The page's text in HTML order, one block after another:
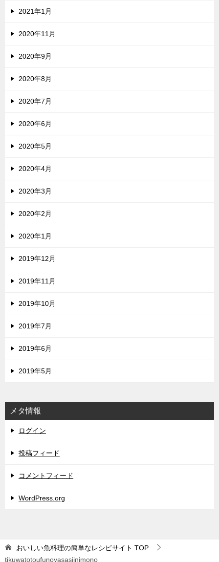
2021年1月
2020年11月
2020年9月
2020年8月
2020年7月
2020年6月
2020年5月
2020年4月
2020年3月
2020年2月
2020年1月
2019年12月
2019年11月
2019年10月
2019年7月
2019年6月
2019年5月
メタ情報
ログイン
投稿フィード
コメントフィード
WordPress.org
おいしい魚料理の簡単なレシピサイト TOP
tikuwatotoufunoyasasiinimono